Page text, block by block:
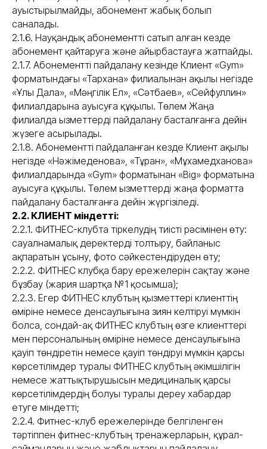
ауыстырылмайды, абонемент жабық болып
саналады.
2.1.6. Науқандық абонементті сатып алған кезде
абонемент қайтаруға және айырбастауға жатпайды.
2.1.7. Абонементті пайдалану кезінде Клиент «Gym»
форматындағы «Тархана» филиалынан ақылы негізде
«Ұлы Дала», «Мәңгілік Ел», «Сәтбаев», «Сейфуллин»
филиалдарына ауысуға құқылы. Төлем Жаңа
филиалда Қызметтерді пайдалану басталғанға дейін
жүзеге асырылады.
2.1.8. Абонементті пайдаланған кезде Клиент ақылы
негізде «Нәжімеденова», «Тұран», «Мұхамедханова»
филиалдарында «Gym» форматынан «Big» форматына
ауысуға құқылы. Төлем Қызметтерді жаңа форматта
пайдалану басталғанға дейін жүргізіледі.
2.2. КЛИЕНТ міндетті:
2.2.1. ФИТНЕС-клубта тіркелудің тиісті рәсімінен өту:
сауалнамалық деректерді толтыру, байланыс
ақпаратын ұсыну, фото сәйкестендіруден өту;
2.2.2. ФИТНЕС клубқа бару ережелерін сақтау және
бұзбау (жария шартқа №1 қосымша);
2.2.3. Егер ФИТНЕС клубтың қызметтері клиенттің
өміріне немесе денсаулығына зиян келтіруі мүмкін
болса, сондай-ақ ФИТНЕС клубтың өзге клиенттері
мен персоналының өміріне немесе денсаулығына
қауіп төндіретін немесе қауіп төндіруі мүмкін қарсы
көрсетілімдер туралы ФИТНЕС клубтың әкімшілігін
немесе жаттықтырушысын медициналық қарсы
көрсетілімдердің болуы туралы дереу хабардар
етуге міндетті;
2.2.4. Фитнес-клуб ережелерінде белгіленген
тәртіппен фитнес-клубтың тренажерларын, құрал-